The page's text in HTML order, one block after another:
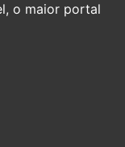
o maior portal